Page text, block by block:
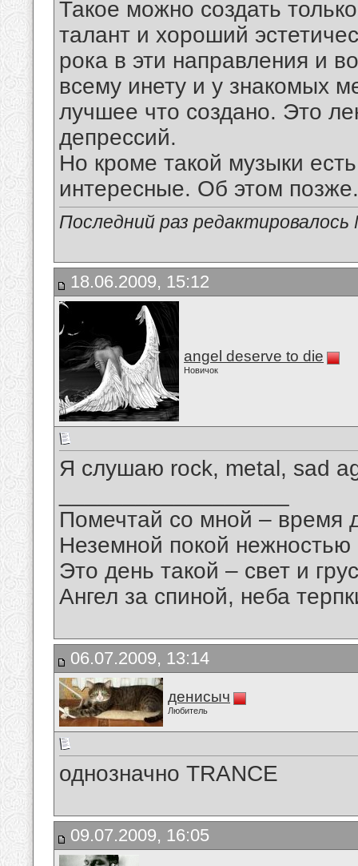
Такое можно создать
талант и хороший
рока в эти направления и
всему инету и у знакомых
лучшее что создано. Это
депрессий.
Но кроме такой музыки
интересные. Об этом позже.
Последний раз редактировалось
18.06.2009, 15:12
angel deserve to die
Новичок
Я слушаю rock, metal, sad
Помечтай со мной – время
Неземной покой нежностью
Это день такой – свет и
Ангел за спиной, неба
06.07.2009, 13:14
денисыч
Любитель
однозначно TRANCE
09.07.2009, 16:05